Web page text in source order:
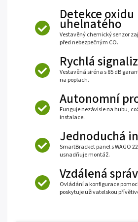
Detekce oxidu
uhelnatého
Vestavěný chemický senzor
před nebezpečným CO.
Rychlá
Vestavěná siréna s 85 dB
na poplach.
Autonomní
Funguje nezávisle na hubu,
instalace.
Jednoduchá
SmartBracket panel s WAGO
usnadňuje montáž.
Vzdálená
Ovládání a konfigurace
poskytuje uživatelskou